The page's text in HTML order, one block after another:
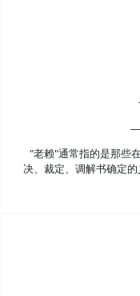
"老赖"通常指的是那些
决、裁定、调解书确定的